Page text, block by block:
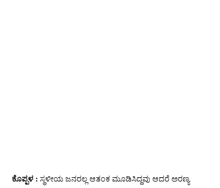
ಕೊಪ್ಪಳ : ಸ್ಥಳೀಯ ಜನರಲ್ಲ ಆತಂಕ ಮೂಡಿಸಿದ್ದವು ಆದರೆ ಅರಣ್ಯ